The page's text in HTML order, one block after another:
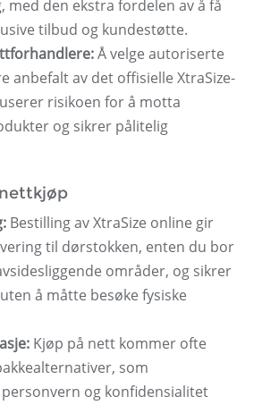
med den ekstra fordelen av å få
tilbud og kundestøtte.
Å velge autoriserte
anbefalt av det offisielle XtraSize-
risikoen for å motta
og sikrer pålitelig
Bestilling av XtraSize online gir
til dørstokken, enten du bor
områder, og sikrer
å måtte besøke fysiske
Kjøp på nett kommer ofte
som
og konfidensialitet